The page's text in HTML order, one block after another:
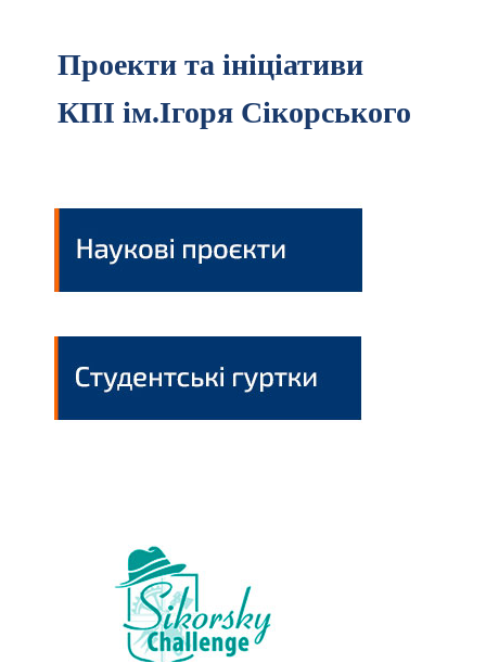
Проекти та ініціативи
КПІ ім.Ігоря Сікорського